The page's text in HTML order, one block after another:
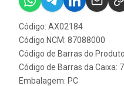
Código: AX02184
Código NCM: 87088000
Código de Barras do
Código de Barras da Caixa:
Embalagem: PC